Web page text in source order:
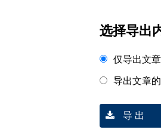
选择导出
仅导出文
导出文章
导 出